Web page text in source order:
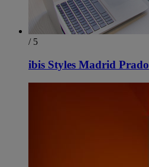
/ 5
ibis Styles Madrid Prado